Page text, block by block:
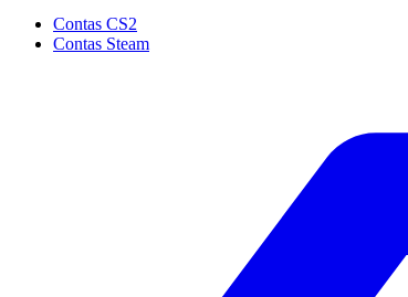
Contas CS2
Contas Steam